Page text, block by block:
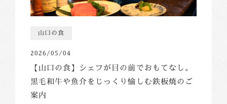
山口の食
2026/05/04
【山口の食】シェフが目の前でおもてなし。
黒毛和牛や魚介をじっくり愉しむ鉄板焼のご
案内